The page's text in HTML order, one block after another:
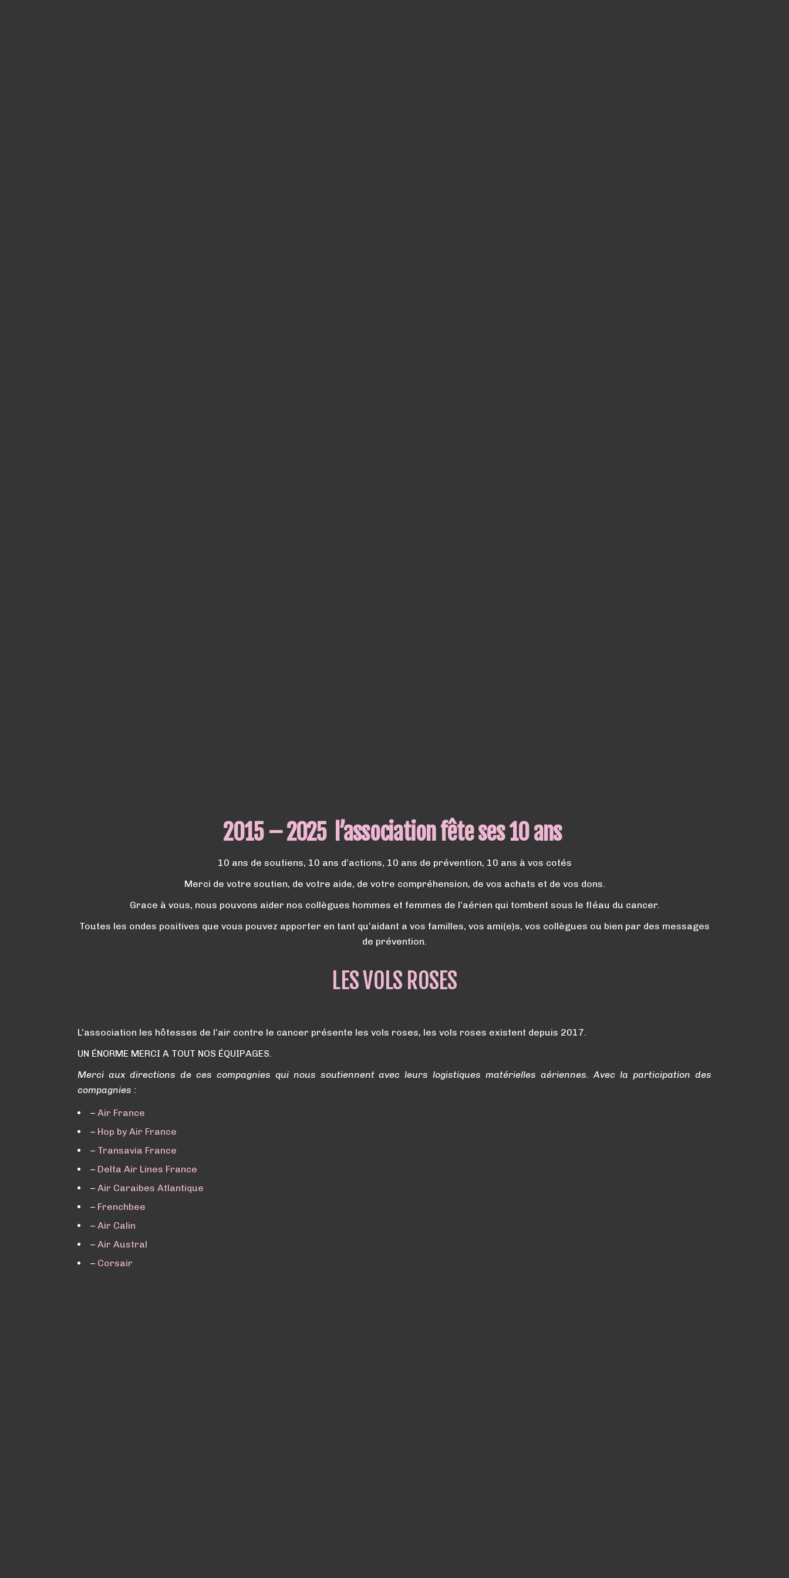
2015 – 2025 l’association fête ses 10 ans
10 ans de soutiens, 10 ans d’actions, 10 ans de prévention, 10 ans à vos cotés
Merci de votre soutien, de votre aide, de votre compréhension, de vos achats et de vos dons.
Grace à vous, nous pouvons aider nos collègues hommes et femmes de l’aérien qui tombent sous le fléau du cancer.
Toutes les ondes positives que vous pouvez apporter en tant qu’aidant a vos familles, vos ami(e)s, vos collègues ou bien par des messages
de prévention.
LES VOLS ROSES
L’association les hôtesses de l’air contre le cancer présente les vols roses, les vols roses existent depuis 2017.
UN ÉNORME MERCI A TOUT NOS ÉQUIPAGES.
Merci aux directions de ces compagnies qui nous soutiennent avec leurs logistiques matérielles aériennes. Avec la participation des
compagnies :
– Air France
– Hop by Air France
– Transavia France
– Delta Air Lines France
– Air Caraibes Atlantique
– Frenchbee
– Air Calin
– Air Austral
– Corsair